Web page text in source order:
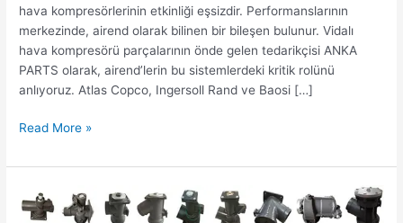
hava kompresörlerinin etkinliği eşsizdir. Performanslarının
merkezinde, airend olarak bilinen bir bileşen bulunur. Vidalı
hava kompresörü parçalarının önde gelen tedarikçisi ANKA
PARTS olarak, airend’lerin bu sistemlerdeki kritik rolünü
anlıyoruz. Atlas Copco, Ingersoll Rand ve Baosi […]
Read More »
Kaliteli
Aksesuarlarla